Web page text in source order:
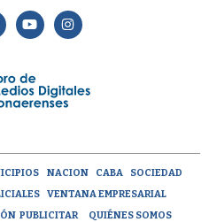
NACION CABA
SOCIEDAD
VENTANA EMPRESARIAL
PUBLICITAR
QUIÉNES SOMOS